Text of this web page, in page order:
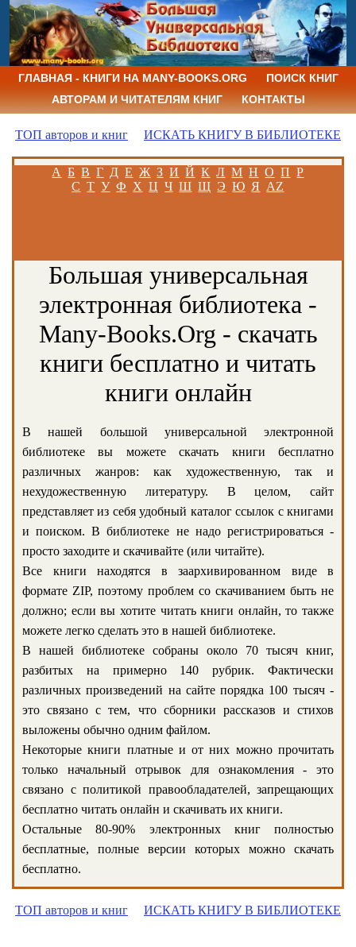
ГЛАВНАЯ - КНИГИ НА MANY-BOOKS.ORG
ПОИСК КНИГ
АВТОРАМ И ЧИТАТЕЛЯМ КНИГ
КОНТАКТЫ
ТОП авторов и книг ИСКАТЬ КНИГУ В БИБЛИОТЕКЕ
А Б В Г Д Е Ж З И Й К Л М Н О П Р
С Т У Ф Х Ц Ч Ш Щ Э Ю Я AZ
Большая универсальная
электронная библиотека -
Many-Books.Org - скачать
книги бесплатно и читать
книги онлайн
В нашей большой универсальной электронной
библиотеке вы можете скачать книги бесплатно
различных жанров: как художественную, так и
нехудожественную литературу. В целом, сайт
представляет из себя удобный каталог ссылок с книгами
и поиском. В библиотеке не надо регистрироваться -
просто заходите и скачивайте (или читайте).
Все книги находятся в заархивированном виде в
формате ZIP, поэтому проблем со скачиванием быть не
должно; если вы хотите читать книги онлайн, то также
можете легко сделать это в нашей библиотеке.
В нашей библиотеке собраны около 70 тысяч книг,
разбитых на примерно 140 рубрик. Фактически
различных произведений на сайте порядка 100 тысяч -
это связано с тем, что сборники рассказов и стихов
выложены обычно одним файлом.
Некоторые книги платные и от них можно прочитать
только начальный отрывок для ознакомления - это
связано с политикой правообладателей, запрещающих
бесплатно читать онлайн и скачивать их книги.
Остальные 80-90% электронных книг полностью
бесплатные, полные версии которых можно скачать
бесплатно.
ТОП авторов и книг ИСКАТЬ КНИГУ В БИБЛИОТЕКЕ